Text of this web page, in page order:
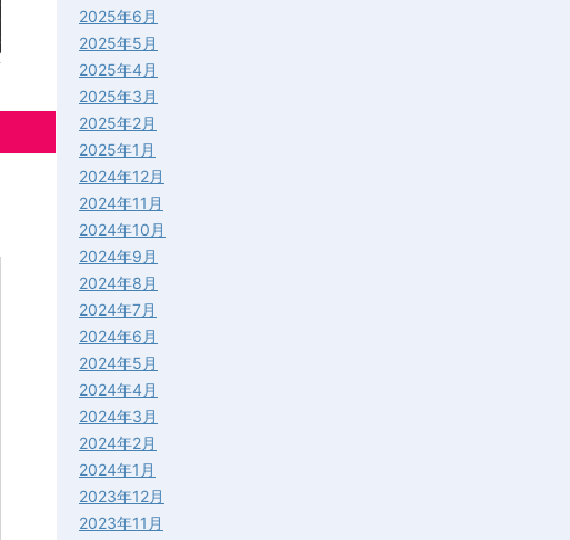
2025年6月
2025年5月
2025年4月
2025年3月
2025年2月
2025年1月
2024年12月
2024年11月
2024年10月
2024年9月
2024年8月
2024年7月
2024年6月
2024年5月
2024年4月
2024年3月
2024年2月
2024年1月
2023年12月
2023年11月